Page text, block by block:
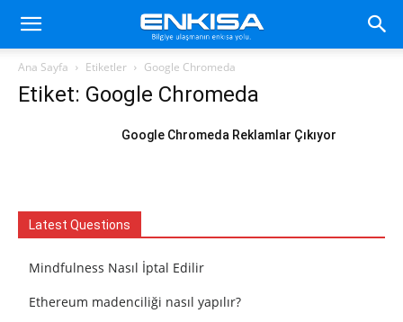
Ana Sayfa Etiketler Google Chromeda
Etiket: Google Chromeda
Google Chromeda Reklamlar Çıkıyor
Latest Questions
Mindfulness Nasıl İptal Edilir
Ethereum madenciliği nasıl yapılır?